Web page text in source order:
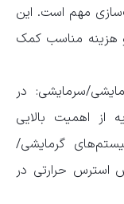
مهم است. این
و هزینه مناسب کمک
سرمایشی: در
از اهمیت بالایی
گرمایشی/
استرس حرارتی در